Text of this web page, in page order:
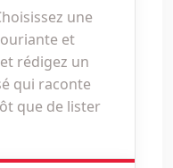
une
et
rédigez un
qui raconte
que de lister